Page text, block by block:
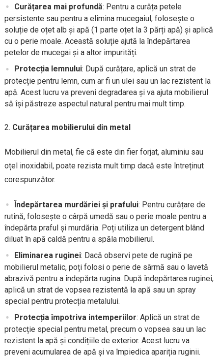
Curățarea mai profundă: Pentru a curăța petele
persistente sau pentru a elimina mucegaiul, folosește o
soluție de oțet alb și apă (1 parte oțet la 3 părți apă) și aplică
cu o perie moale. Această soluție ajută la îndepărtarea
petelor de mucegai și a altor impurități.
Protecția lemnului: După curățare, aplică un strat de
protecție pentru lemn, cum ar fi un ulei sau un lac rezistent la
apă. Acest lucru va preveni degradarea și va ajuta mobilierul
să își păstreze aspectul natural pentru mai mult timp.
Curățarea mobilierului din metal
Mobilierul din metal, fie că este din fier forjat, aluminiu sau
oțel inoxidabil, poate rezista mult timp dacă este întreținut
corespunzător.
Îndepărtarea murdăriei și prafului: Pentru curățare de
rutină, folosește o cârpă umedă sau o perie moale pentru a
îndepărta praful și murdăria. Poți utiliza un detergent blând
diluat în apă caldă pentru a spăla mobilierul.
Eliminarea ruginei: Dacă observi pete de rugină pe
mobilierul metalic, poți folosi o perie de sârmă sau o lavetă
abrazivă pentru a îndepărta rugina. După îndepărtarea ruginei,
aplică un strat de vopsea rezistentă la apă sau un spray
special pentru protecția metalului.
Protecția împotriva intemperiilor: Aplică un strat de
protecție special pentru metal, precum o vopsea sau un lac
rezistent la apă și condițiile de exterior. Acest lucru va
preveni acumularea de apă și va împiedica apariția ruginii.